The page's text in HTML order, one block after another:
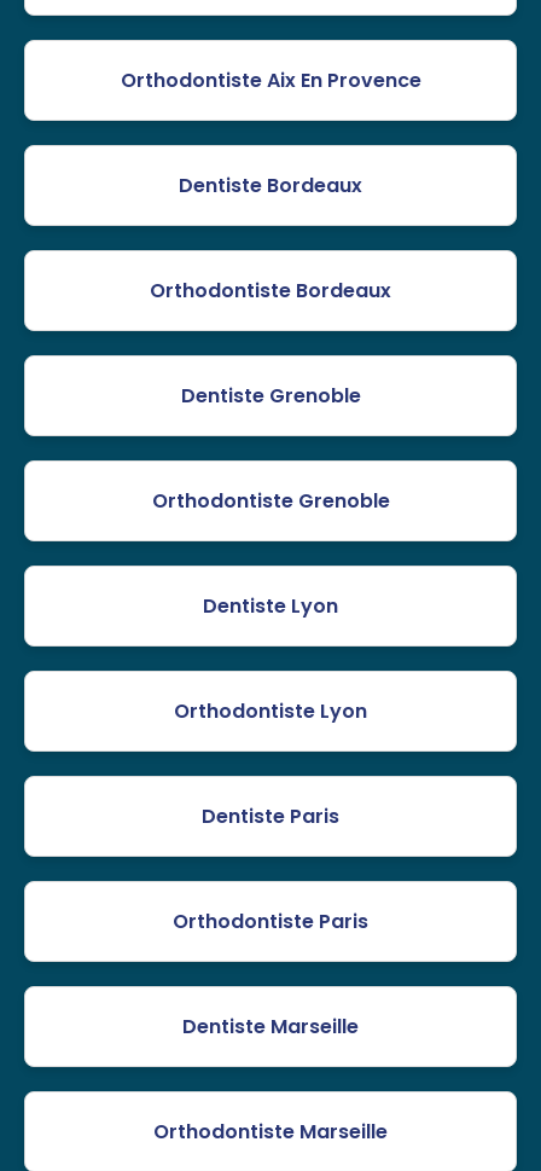
Orthodontiste Aix En Provence
Dentiste Bordeaux
Orthodontiste Bordeaux
Dentiste Grenoble
Orthodontiste Grenoble
Dentiste Lyon
Orthodontiste Lyon
Dentiste Paris
Orthodontiste Paris
Dentiste Marseille
Orthodontiste Marseille